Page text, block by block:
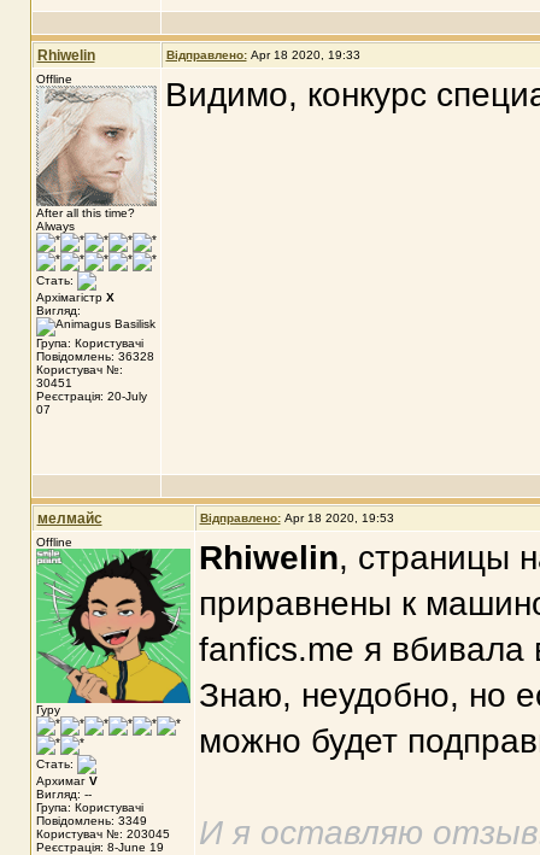
Rhiwelin Відправлено: Apr 18 2020, 19:33
Offline
After all this time?
Always
Стать:
Архімагістр X
Вигляд:
Група: Користувачі
Повідомлень: 36328
Користувач №:
30451
Реєстрація: 20-July
07
Видимо, конкурс
мелмайс Відправлено: Apr 18 2020, 19:53
Offline
Гуру
Стать:
Архимаг V
Вигляд: --
Група: Користувачі
Повідомлень: 3349
Користувач №: 203045
Реєстрація: 8-June 19
Rhiwelin, страницы
приравнены к
fanfics.me я вбивала
Знаю, неудобно, но
можно будет
И я оставляю